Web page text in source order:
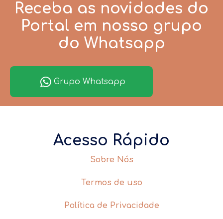
Receba as novidades do
Portal em nosso grupo
do Whatsapp
Grupo Whatsapp
Acesso Rápido
Sobre Nós
Termos de uso
Política de Privacidade